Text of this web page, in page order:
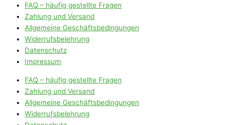
FAQ – häufig gestellte Fragen
Zahlung und Versand
Allgemeine Geschäftsbedingungen
Widerrufsbelehrung
Datenschutz
Impressum
FAQ – häufig gestellte Fragen
Zahlung und Versand
Allgemeine Geschäftsbedingungen
Widerrufsbelehrung